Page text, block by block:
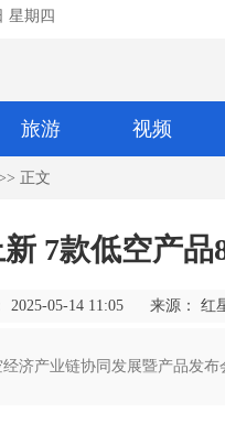
星期四
旅游 视频
正文
7款低空产
2025-05-14 11:05 来源： 红
济产业链协同发展暨产品发布